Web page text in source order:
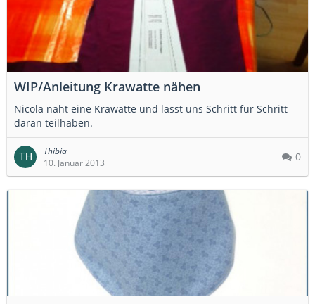
WIP/Anleitung Krawatte nähen
Nicola näht eine Krawatte und lässt uns Schritt für Schritt
daran teilhaben.
Thibia
10. Januar 2013
0